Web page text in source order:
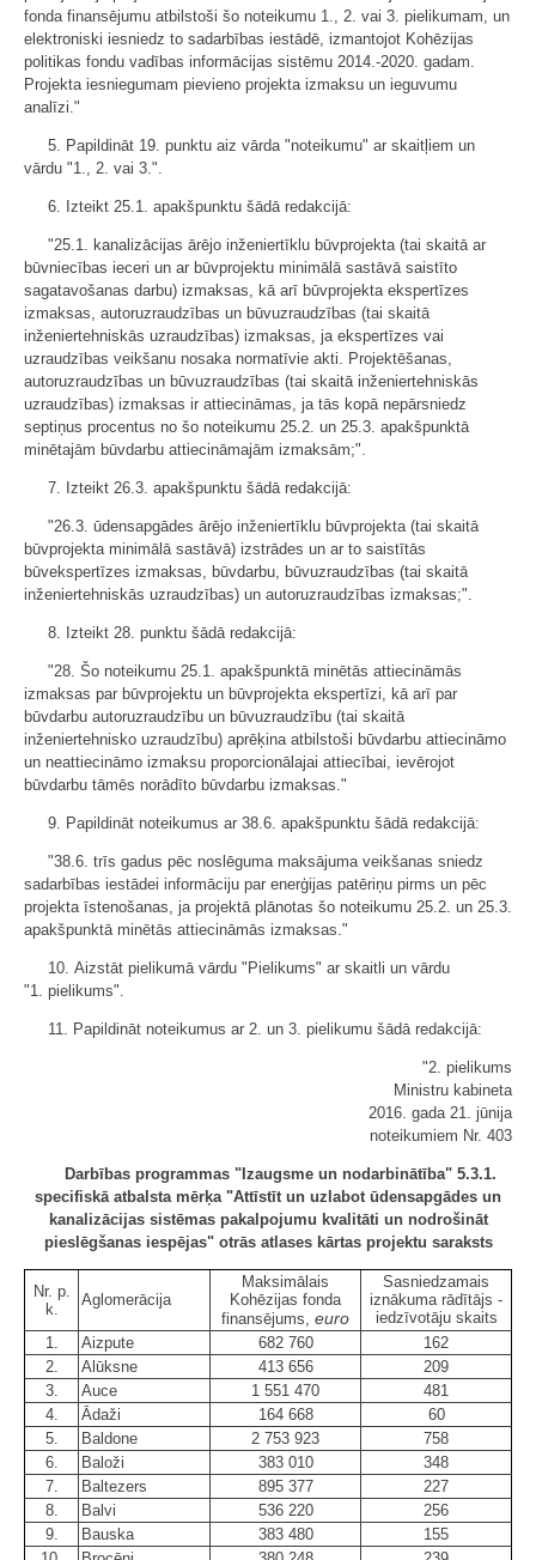
fonda finansējumu atbilstoši šo noteikumu 1., 2. vai 3. pielikumam, un
elektroniski iesniedz to sadarbības iestādē, izmantojot Kohēzijas
politikas fondu vadības informācijas sistēmu 2014.-2020. gadam.
Projekta iesniegumam pievieno projekta izmaksu un ieguvumu
analīzi."
5. Papildināt 19. punktu aiz vārda "noteikumu" ar skaitļiem un
vārdu "1., 2. vai 3.".
6. Izteikt 25.1. apakšpunktu šādā redakcijā:
"25.1. kanalizācijas ārējo inženiertīklu būvprojekta (tai skaitā ar
būvniecības ieceri un ar būvprojektu minimālā sastāvā saistīto
sagatavošanas darbu) izmaksas, kā arī būvprojekta ekspertīzes
izmaksas, autoruzraudzības un būvuzraudzības (tai skaitā
inženiertehniskās uzraudzības) izmaksas, ja ekspertīzes vai
uzraudzības veikšanu nosaka normatīvie akti. Projektēšanas,
autoruzraudzības un būvuzraudzības (tai skaitā inženiertehniskās
uzraudzības) izmaksas ir attiecināmas, ja tās kopā nepārsniedz
septiņus procentus no šo noteikumu 25.2. un 25.3. apakšpunktā
minētajām būvdarbu attiecināmajām izmaksām;".
7. Izteikt 26.3. apakšpunktu šādā redakcijā:
"26.3. ūdensapgādes ārējo inženiertīklu būvprojekta (tai skaitā
būvprojekta minimālā sastāvā) izstrādes un ar to saistītās
būvekspertīzes izmaksas, būvdarbu, būvuzraudzības (tai skaitā
inženiertehniskās uzraudzības) un autoruzraudzības izmaksas;".
8. Izteikt 28. punktu šādā redakcijā:
"28. Šo noteikumu 25.1. apakšpunktā minētās attiecināmās
izmaksas par būvprojektu un būvprojekta ekspertīzi, kā arī par
būvdarbu autoruzraudzību un būvuzraudzību (tai skaitā
inženiertehnisko uzraudzību) aprēķina atbilstoši būvdarbu attiecināmo
un neattiecināmo izmaksu proporcionālajai attiecībai, ievērojot
būvdarbu tāmēs norādīto būvdarbu izmaksas."
9. Papildināt noteikumus ar 38.6. apakšpunktu šādā redakcijā:
"38.6. trīs gadus pēc noslēguma maksājuma veikšanas sniedz
sadarbības iestādei informāciju par enerģijas patēriņu pirms un pēc
projekta īstenošanas, ja projektā plānotas šo noteikumu 25.2. un 25.3.
apakšpunktā minētās attiecināmās izmaksas."
10. Aizstāt pielikumā vārdu "Pielikums" ar skaitli un vārdu
"1. pielikums".
11. Papildināt noteikumus ar 2. un 3. pielikumu šādā redakcijā:
"2. pielikums
Ministru kabineta
2016. gada 21. jūnija
noteikumiem Nr. 403
Darbības programmas "Izaugsme un nodarbinātība" 5.3.1.
specifiskā atbalsta mērķa "Attīstīt un uzlabot ūdensapgādes un
kanalizācijas sistēmas pakalpojumu kvalitāti un nodrošināt
pieslēgšanas iespējas" otrās atlases kārtas projektu saraksts
Nr. p.
k.
Aglomerācija
Maksimālais
Kohēzijas fonda
finansējums, euro
Sasniedzamais
iznākuma rādītājs -
iedzīvotāju skaits
1.
Aizpute 682 760
162
2.
Alūksne 413 656
209
3.
Auce 1 551 470
481
4.
Ādaži 164 668
60
5.
Baldone 2 753 923
758
6.
Baloži 383 010
348
7.
Baltezers 895 377
227
8.
Balvi 536 220
256
9.
Bauska 383 480
155